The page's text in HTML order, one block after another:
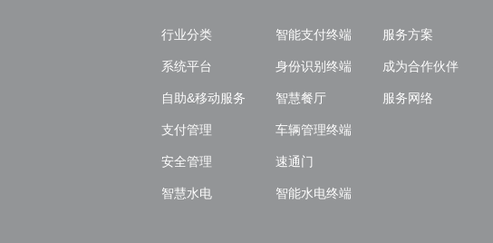
行业分类
系统平台
自助&移动服务
支付管理
安全管理
智慧水电
智能支付终端
身份识别终端
智慧餐厅
车辆管理终端
速通门
智能水电终端
服务方案
成为合作伙伴
服务网络